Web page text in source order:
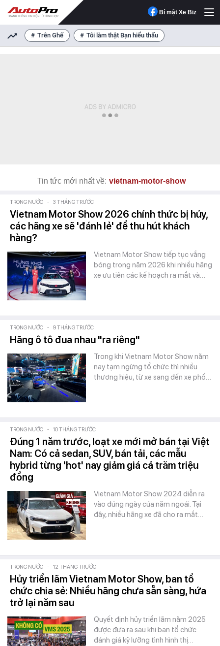
Bí mật Xe Biz
Trên Ghế Tôi làm thật Bạn hiểu thấu
Tin tức mới nhất về: vietnam-motor-show
TRONG NƯỚC - 3 THÁNG TRƯỚC
Vietnam Motor Show 2026 chính thức bị hủy,
các hãng xe sẽ 'đánh lẻ' để thu hút khách
hàng?
Vietnam Motor Show tiếp tục vắng
bóng trong năm 2026 khi nhiều hãng
xe ưu tiên các kế hoạch ra mắt và…
TRONG NƯỚC - 9 THÁNG TRƯỚC
Hãng ô tô đua nhau "ra riêng"
Trong khi Vietnam Motor Show năm
nay tạm ngừng tổ chức thì nhiều
thương hiệu, từ xe sang đến xe phổ…
TRONG NƯỚC - 10 THÁNG TRƯỚC
Đúng 1 năm trước, loạt xe mới mở bán tại Việt
Nam: Có cả sedan, SUV, bán tải, các mẫu
hybrid từng 'hot' nay giảm giá cả trăm triệu
đồng
Vietnam Motor Show 2024 diễn ra
vào đúng ngày của năm ngoái. Tại
đây, nhiều hãng xe đã cho ra mắt…
TRONG NƯỚC - 12 THÁNG TRƯỚC
Hủy triển lãm Vietnam Motor Show, ban tổ
chức chia sẻ: Nhiều hãng chưa sẵn sàng, hứa
trở lại năm sau
Quyết định hủy triển lãm năm 2025
được đưa ra sau khi ban tổ chức
đánh giá kỹ lưỡng tình hình thị…